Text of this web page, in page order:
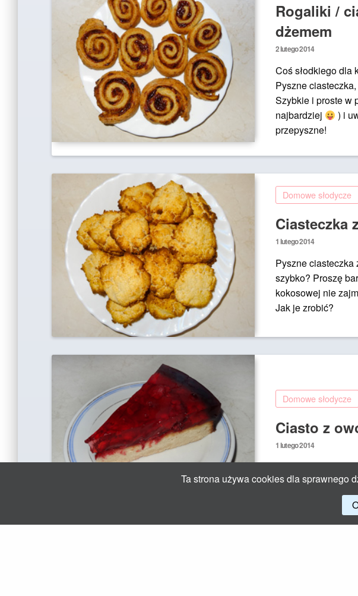
Rogaliki /
dżemem
Posted
2 lutego 2014
Coś słodkiego dla
Pyszne
Szybkie i proste w
najbardziej
) i
przepyszne!
Domowe słodycze
Ciasteczka
Posted
1 lutego 2014
Pyszne ciasteczka
szybko? Proszę
kokosowej nie
Jak je zrobić?
Domowe słodycze
Ciasto z
Posted
1 lutego 2014
Co na deser?
Ta strona używa cookies dla sprawnego